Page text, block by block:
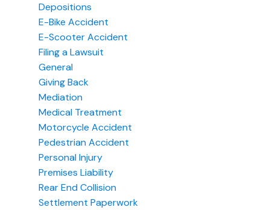
Depositions
E-Bike Accident
E-Scooter Accident
Filing a Lawsuit
General
Giving Back
Mediation
Medical Treatment
Motorcycle Accident
Pedestrian Accident
Personal Injury
Premises Liability
Rear End Collision
Settlement Paperwork